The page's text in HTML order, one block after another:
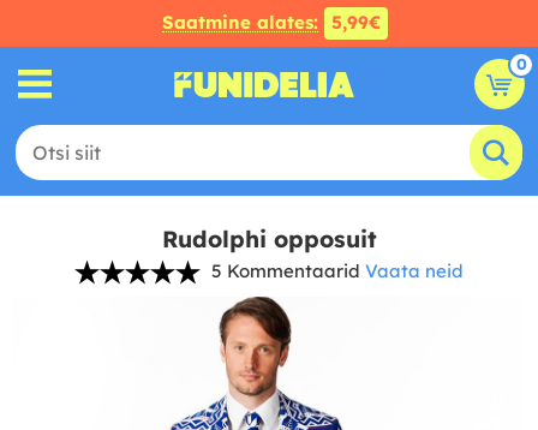
Saatmine alates: 5,99€
0
Rudolphi opposuit
5 Kommentaarid Vaata neid